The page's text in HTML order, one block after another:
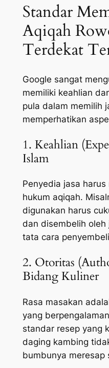
Standar
Aqiqah
Terdekat
Google sangat
memiliki keahlian
pula dalam memilih
memperhatikan
1. Keahlian
Islam
Penyedia jasa
hukum aqiqah.
digunakan harus
dan disembelih oleh
tata cara
2. Otoritas
Bidang Kuliner
Rasa masakan
yang
standar resep yang
daging kambing
bumbunya meresap